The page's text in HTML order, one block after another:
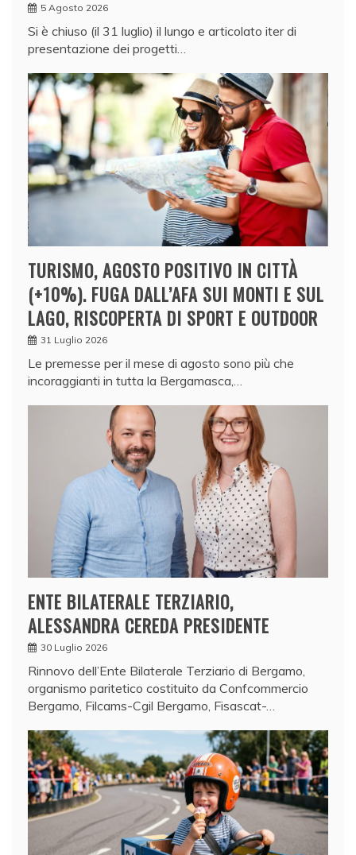
5 Agosto 2026
Si è chiuso (il 31 luglio) il lungo e articolato iter di
presentazione dei progetti…
TURISMO, AGOSTO POSITIVO IN CITTÀ
(+10%). FUGA DALL’AFA SUI MONTI E SUL
LAGO, RISCOPERTA DI SPORT E OUTDOOR
31 Luglio 2026
Le premesse per il mese di agosto sono più che
incoraggianti in tutta la Bergamasca,…
ENTE BILATERALE TERZIARIO,
ALESSANDRA CEREDA PRESIDENTE
30 Luglio 2026
Rinnovo dell’Ente Bilaterale Terziario di Bergamo,
organismo paritetico costituito da Confcommercio
Bergamo, Filcams-Cgil Bergamo, Fisascat-…